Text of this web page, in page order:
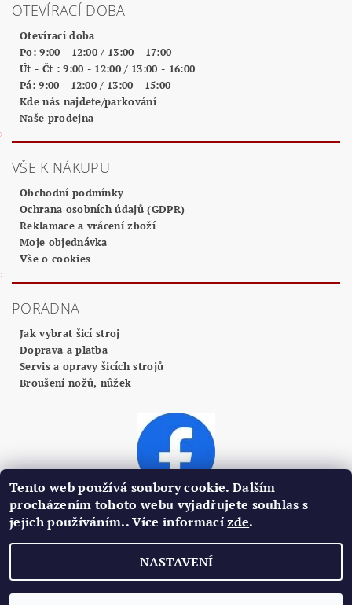
OTEVÍRACÍ DOBA
Otevírací doba
Po: 9:00 - 12:00 / 13:00 - 17:00
Út - Čt : 9:00 - 12:00 / 13:00 - 16:00
Pá: 9:00 - 12:00 / 13:00 - 15:00
Kde nás najdete/parkování
Naše prodejna
VŠE K NÁKUPU
Obchodní podmínky
Ochrana osobních údajů (GDPR)
Reklamace a vrácení zboží
Moje objednávka
Vše o cookies
PORADNA
Jak vybrat šicí stroj
Doprava a platba
Servis a opravy šicích strojů
Broušení nožů, nůžek
2026 ©Profi Centrum Plzeň, všechna práva vyhrazena
Vytvořil Shoptet
Tento web používá soubory cookie. Dalším
procházením tohoto webu vyjadřujete souhlas s
jejich používáním.. Více informacízde.
NASTAVENÍ